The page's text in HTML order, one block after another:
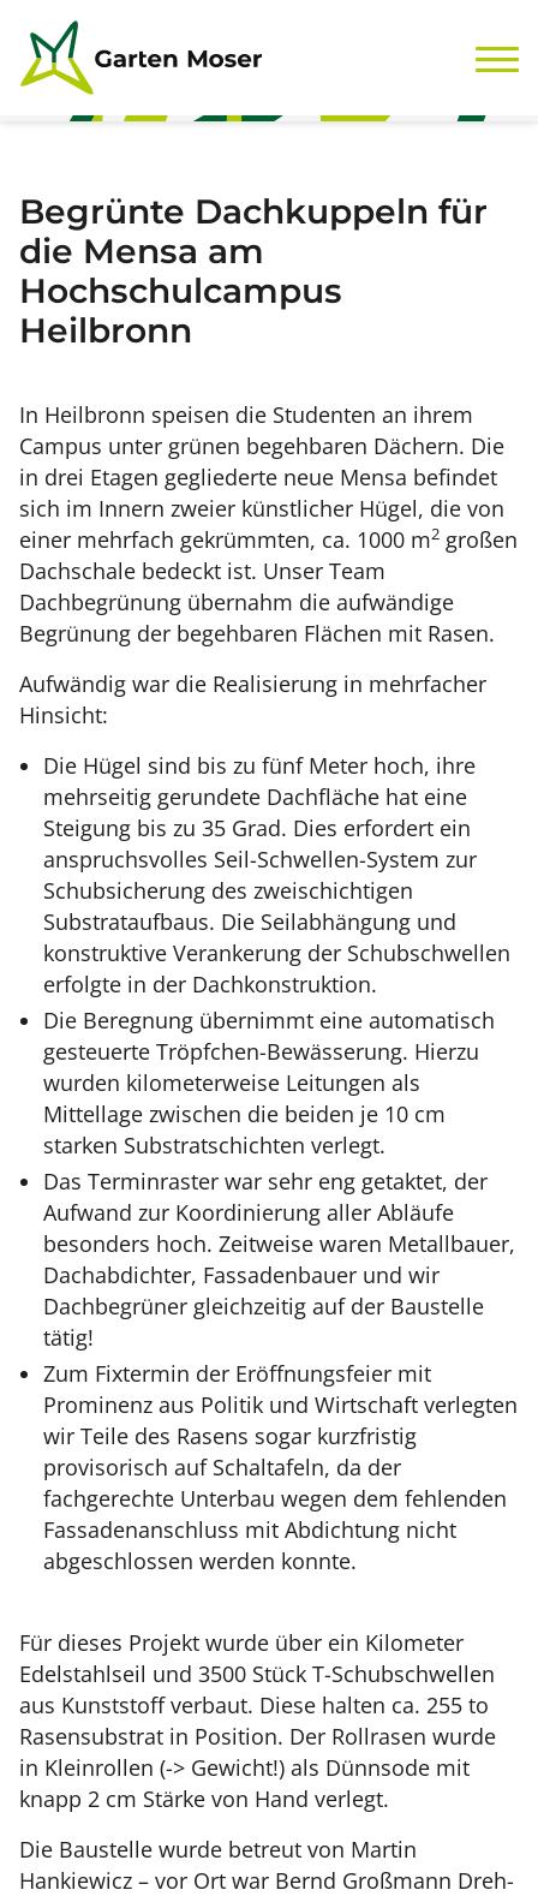
Zum Inhalt springen
Begrünte Dachkuppeln für
die Mensa am
Hochschulcampus
Heilbronn
In Heilbronn speisen die Studenten an ihrem
Campus unter grünen begehbaren Dächern. Die
in drei Etagen gegliederte neue Mensa befindet
sich im Innern zweier künstlicher Hügel, die von
einer mehrfach gekrümmten, ca. 1000 m2 großen
Dachschale bedeckt ist. Unser Team
Dachbegrünung übernahm die aufwändige
Begrünung der begehbaren Flächen mit Rasen.
Aufwändig war die Realisierung in mehrfacher
Hinsicht:
Die Hügel sind bis zu fünf Meter hoch, ihre
mehrseitig gerundete Dachfläche hat eine
Steigung bis zu 35 Grad. Dies erfordert ein
anspruchsvolles Seil-Schwellen-System zur
Schubsicherung des zweischichtigen
Substrataufbaus. Die Seilabhängung und
konstruktive Verankerung der Schubschwellen
erfolgte in der Dachkonstruktion.
Die Beregnung übernimmt eine automatisch
gesteuerte Tröpfchen-Bewässerung. Hierzu
wurden kilometerweise Leitungen als
Mittellage zwischen die beiden je 10 cm
starken Substratschichten verlegt.
Das Terminraster war sehr eng getaktet, der
Aufwand zur Koordinierung aller Abläufe
besonders hoch. Zeitweise waren Metallbauer,
Dachabdichter, Fassadenbauer und wir
Dachbegrüner gleichzeitig auf der Baustelle
tätig!
Zum Fixtermin der Eröffnungsfeier mit
Prominenz aus Politik und Wirtschaft verlegten
wir Teile des Rasens sogar kurzfristig
provisorisch auf Schaltafeln, da der
fachgerechte Unterbau wegen dem fehlenden
Fassadenanschluss mit Abdichtung nicht
abgeschlossen werden konnte.
Für dieses Projekt wurde über ein Kilometer
Edelstahlseil und 3500 Stück T-Schubschwellen
aus Kunststoff verbaut. Diese halten ca. 255 to
Rasensubstrat in Position. Der Rollrasen wurde
in Kleinrollen (-> Gewicht!) als Dünnsode mit
knapp 2 cm Stärke von Hand verlegt.
Die Baustelle wurde betreut von Martin
Hankiewicz – vor Ort war Bernd Großmann Dreh-